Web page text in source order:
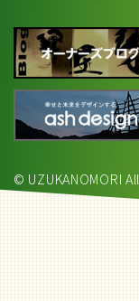
© UZUKANOMORI